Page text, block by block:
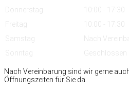
Donnerstag
10:00 - 17:30
Freitag
10:00 - 17:30
Samstag
Nach
Sonntag
Geschlossen
Nach Vereinbarung sind wir gerne
Öffnungszeiten für Sie da.